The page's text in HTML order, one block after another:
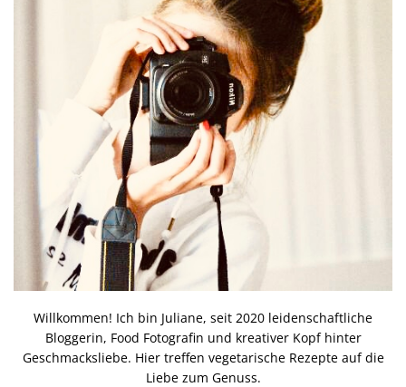
Willkommen! Ich bin Juliane, seit 2020 leidenschaftliche
Bloggerin, Food Fotografin und kreativer Kopf hinter
Geschmacksliebe. Hier treffen vegetarische Rezepte auf die
Liebe zum Genuss.